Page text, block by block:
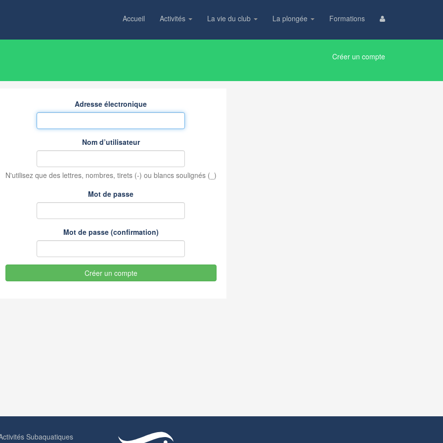
Accueil Activités La vie du club La plongée Formations
Créer un compte
Adresse électronique
Nom d’utilisateur
N'utilisez que des lettres, nombres, tirets (-) ou blancs soulignés (_)
Mot de passe
Mot de passe (confirmation)
Créer un compte
Subaquatiques